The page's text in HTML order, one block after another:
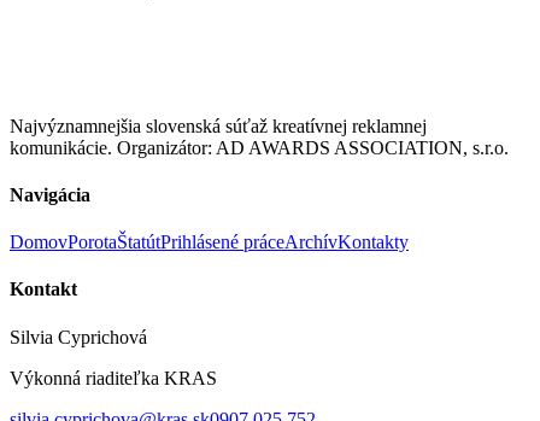
Najvýznamnejšia slovenská súťaž kreatívnej reklamnej
komunikácie. Organizátor: AD AWARDS ASSOCIATION, s.r.o.
Navigácia
DomovPorotaŠtatútPrihlásené práceArchívKontakty
Kontakt
Silvia Cyprichová
Výkonná riaditeľka KRAS